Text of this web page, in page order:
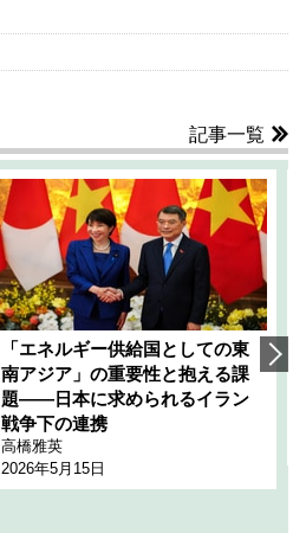
記事一覧
「エネルギー供給国としての東
南アジア」の重要性と抱える課
題――日本に求められるイラン
戦争下の連携
高橋雅英
2026年5月15日